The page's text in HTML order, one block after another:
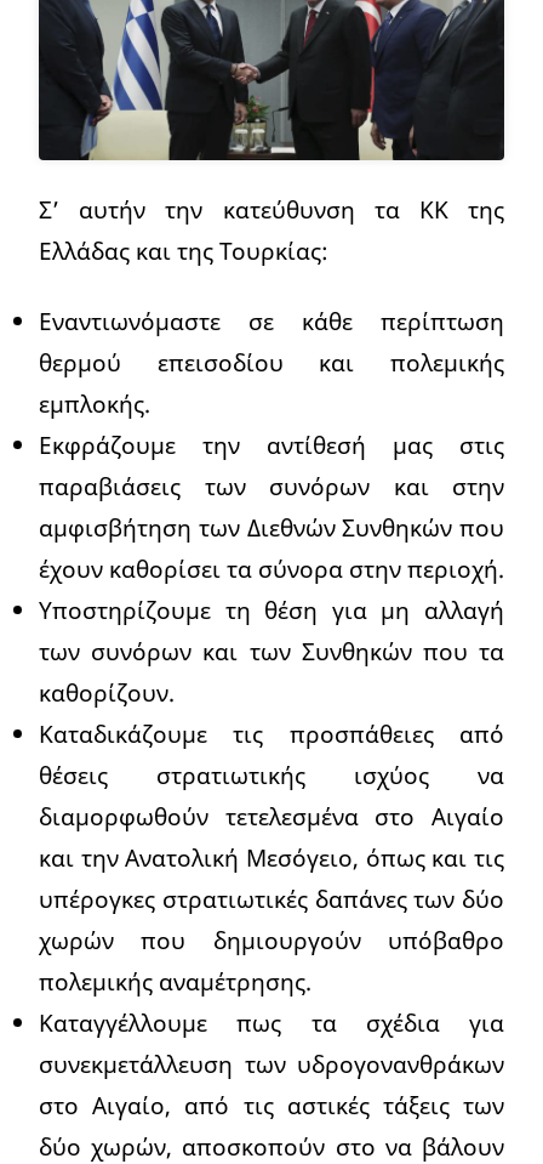
Σ’ αυτήν την κατεύθυνση τα ΚΚ της
Ελλάδας και της Τουρκίας:
Εναντιωνόμαστε σε κάθε περίπτωση
θερμού επεισοδίου και πολεμικής
εμπλοκής.
Εκφράζουμε την αντίθεσή μας στις
παραβιάσεις των συνόρων και στην
αμφισβήτηση των Διεθνών Συνθηκών που
έχουν καθορίσει τα σύνορα στην περιοχή.
Υποστηρίζουμε τη θέση για μη αλλαγή
των συνόρων και των Συνθηκών που τα
καθορίζουν.
Καταδικάζουμε τις προσπάθειες από
θέσεις στρατιωτικής ισχύος να
διαμορφωθούν τετελεσμένα στο Αιγαίο
και την Ανατολική Μεσόγειο, όπως και τις
υπέρογκες στρατιωτικές δαπάνες των δύο
χωρών που δημιουργούν υπόβαθρο
πολεμικής αναμέτρησης.
Καταγγέλλουμε πως τα σχέδια για
συνεκμετάλλευση των υδρογονανθράκων
στο Αιγαίο, από τις αστικές τάξεις των
δύο χωρών, αποσκοπούν στο να βάλουν